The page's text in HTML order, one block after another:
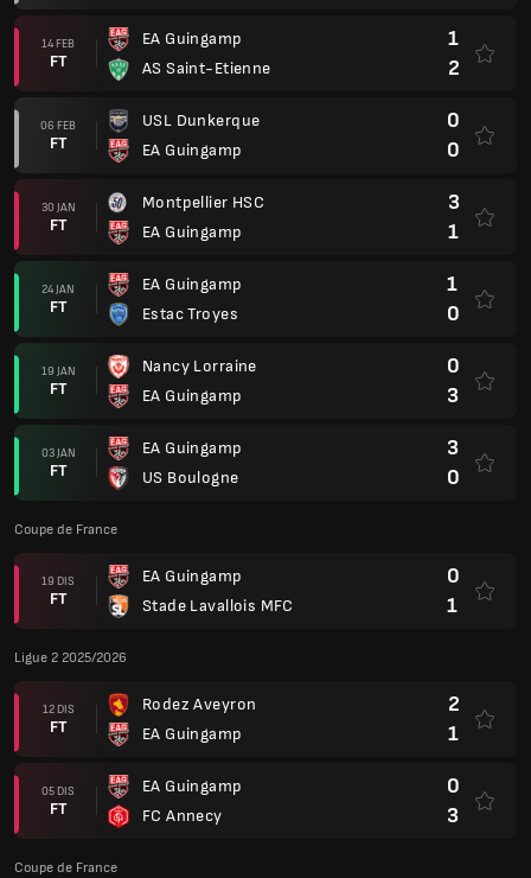
14 FEB
FT
EA Guingamp
AS Saint-Etienne
1
2
06 FEB
FT
USL Dunkerque
EA Guingamp
0
0
30 JAN
FT
Montpellier HSC
EA Guingamp
3
1
24 JAN
FT
EA Guingamp
Estac Troyes
1
0
19 JAN
FT
Nancy Lorraine
EA Guingamp
0
3
03 JAN
FT
EA Guingamp
US Boulogne
3
0
Coupe de France
19 DIS
FT
EA Guingamp
Stade Lavallois MFC
0
1
Ligue 2 2025/2026
12 DIS
FT
Rodez Aveyron
EA Guingamp
2
1
05 DIS
FT
EA Guingamp
FC Annecy
0
3
Coupe de France